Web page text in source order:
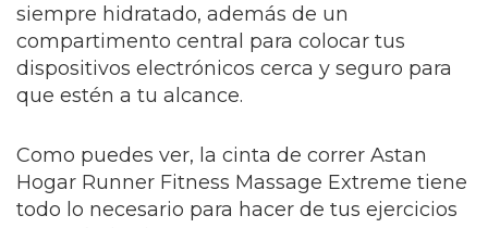
siempre hidratado, además de un
compartimento central para colocar tus
dispositivos electrónicos cerca y seguro para
que estén a tu alcance.
Como puedes ver, la cinta de correr Astan
Hogar Runner Fitness Massage Extreme tiene
todo lo necesario para hacer de tus ejercicios